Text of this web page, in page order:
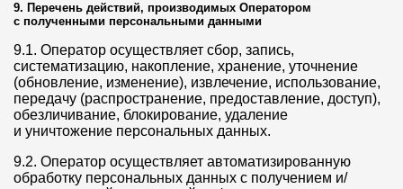
9. Перечень действий, производимых Оператором
с полученными персональными данными
9.1. Оператор осуществляет сбор, запись,
систематизацию, накопление, хранение, уточнение
(обновление, изменение), извлечение, использование,
передачу (распространение, предоставление, доступ),
обезличивание, блокирование, удаление
и уничтожение персональных данных.
9.2. Оператор осуществляет автоматизированную
обработку персональных данных с получением и/